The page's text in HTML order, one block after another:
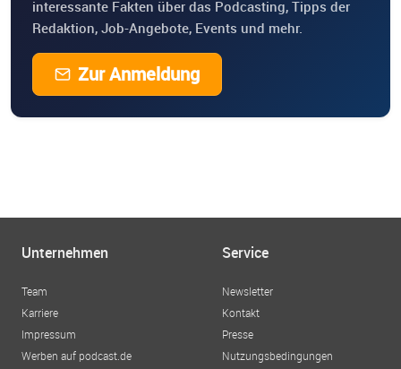
interessante Fakten über das Podcasting, Tipps der
Redaktion, Job-Angebote, Events und mehr.
Zur Anmeldung
Unternehmen
Team
Karriere
Impressum
Werben auf podcast.de
Service
Newsletter
Kontakt
Presse
Nutzungsbedingungen